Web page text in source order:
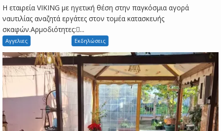
Η εταιρεία VIKING με ηγετική θέση στην παγκόσμια αγορά
ναυτιλίας αναζητά εργάτες στον τομέα κατασκευής
σκαφών.Αρμοδιότητες:...
Αγγελιες Εκδηλώσεις